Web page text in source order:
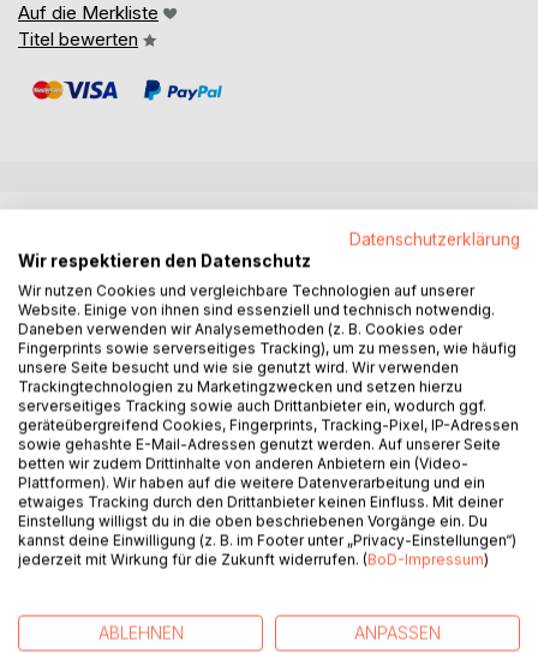
Auf die Merkliste
Titel bewerten
Getrieben von einem unstillbaren Verlangen nach Weite und
Klarheit, aber auch vertrieben von Internetcampagnen und
öffentlichen Anfeindungen, lässt Jakob sein gewohntes
Leben in Deutschland als Illustrator in einem Buchverlag
und angehender Schriftsteller hinter sich. Dabei entzieht er
sich nicht nur der Zivilisation, sondern auch den
Erwartungen, Rollen und Sicherheiten, die ihn bisher
definiert haben. Doch dieser Prozess fordert seinen Preis:
Je länger er unterwegs ist, desto mehr fühlt er sich
losgelöst - von Sprache, Kultur, von seinem früheren Ich.
Denn Jakob trägt noch Schatten in sich, Erinnerungen und
Ängste, über die er nicht spricht, die ihn aber leiten -
Wüste konfrontiert ihn mit diesen inneren Dämonen in
brutaler Direktheit. Dort wird sein Blick schärfer - für die
Datenschutzerklärung
Wir respektieren den Datenschutz
Wir nutzen Cookies und vergleichbare Technologien auf unserer
Website. Einige von ihnen sind essenziell und technisch notwendig.
Daneben verwenden wir Analysemethoden (z. B. Cookies oder
Fingerprints sowie serverseitiges Tracking), um zu messen, wie häufig
unsere Seite besucht und wie sie genutzt wird. Wir verwenden
Trackingtechnologien zu Marketingzwecken und setzen hierzu
serverseitiges Tracking sowie auch Drittanbieter ein, wodurch ggf.
geräteübergreifend Cookies, Fingerprints, Tracking-Pixel, IP-Adressen
sowie gehashte E-Mail-Adressen genutzt werden. Auf unserer Seite
betten wir zudem Drittinhalte von anderen Anbietern ein (Video-
Plattformen). Wir haben auf die weitere Datenverarbeitung und ein
etwaiges Tracking durch den Drittanbieter keinen Einfluss. Mit deiner
Einstellung willigst du in die oben beschriebenen Vorgänge ein. Du
kannst deine Einwilligung (z. B. im Footer unter „Privacy-Einstellungen“)
jederzeit mit Wirkung für die Zukunft widerrufen. (BoD-Impressum)
ABLEHNEN ANPASSEN